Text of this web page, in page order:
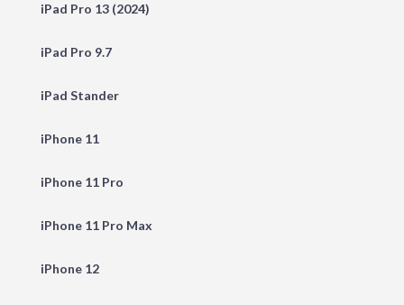
iPad Pro 13 (2024)
iPad Pro 9.7
iPad Stander
iPhone 11
iPhone 11 Pro
iPhone 11 Pro Max
iPhone 12